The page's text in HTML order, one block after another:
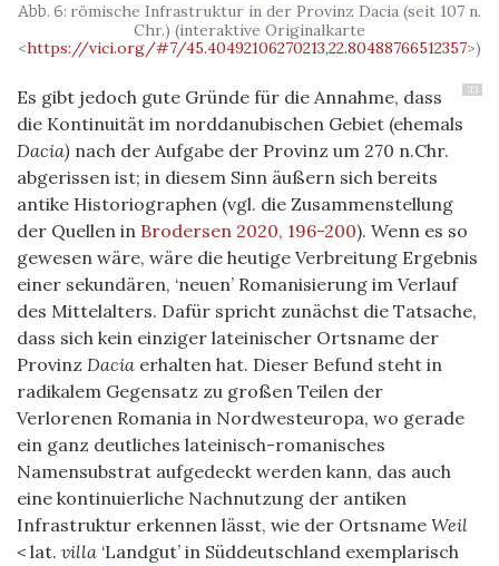
römische Infrastruktur in der Provinz Dacia (seit 107 n.
Chr.) (interaktive Originalkarte
<https://vici.org/#7/45.40492106270213,22.80488766512357>)
33
Es gibt jedoch gute Gründe für die Annahme, dass
die Kontinuität im norddanubischen Gebiet (ehemals
Dacia) nach der Aufgabe der Provinz um 270 n.Chr.
abgerissen ist; in diesem Sinn äußern sich bereits
antike Historiographen (vgl. die Zusammenstellung
der Quellen in Brodersen 2020, 196-200). Wenn es so
gewesen wäre, wäre die heutige Verbreitung Ergebnis
einer sekundären, ‘neuen’ Romanisierung im Verlauf
des Mittelalters. Dafür spricht zunächst die Tatsache,
dass sich kein einziger lateinischer Ortsname der
Provinz Dacia erhalten hat. Dieser Befund steht in
radikalem Gegensatz zu großen Teilen der
Verlorenen Romania in Nordwesteuropa, wo gerade
ein ganz deutliches lateinisch-romanisches
Namensubstrat aufgedeckt werden kann, das auch
eine kontinuierliche Nachnutzung der antiken
Infrastruktur erkennen lässt, wie der Ortsname Weil
< lat. villa ‘Landgut’ in Süddeutschland exemplarisch